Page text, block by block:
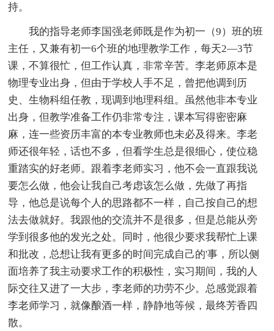
持。
我的指导老师李国强老师既是作为初一（9）班的班
主任，又兼有初一6个班的地理教学工作，每天2—3节
课，不算很忙，但工作认真，非常辛苦。李老师原本是
物理专业出身，但由于学校人手不足，曾把他调到历
史、生物科组任教，现调到地理科组。虽然他非本专业
出身，但教学准备工作仍非常专注，课本写得密密麻
麻，连一些资历丰富的本专业教师也未必及得来。李老
师还很年轻，话也不多，但看学生总是很细心，使位稳
重踏实的好老师。跟着李老师实习，他不会一直跟我说
要怎么做，他会让我自己考虑该怎么做，先做了再指
导，他总是说每个人的思路都不一样，自己按自己的想
法去做就好。我跟他的交流并不是很多，但是总能从旁
学到很多他的发光之处。同时，他很少要求我帮忙上课
和批改，总想让我有更多的时间完成自己的'事，所以侧
面培养了我主动要求工作的积极性，实习期间，我的人
际交往又进了一大步，李老师的功劳不少。总感觉跟着
李老师学习，就像酿酒一样，静静地等候，最终芳香四
散。